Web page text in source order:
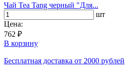
Чай Tea Tang черный "Для...
шт
Цена:
762 ₽
В корзину
Бесплатная доставка от 2000 рублей